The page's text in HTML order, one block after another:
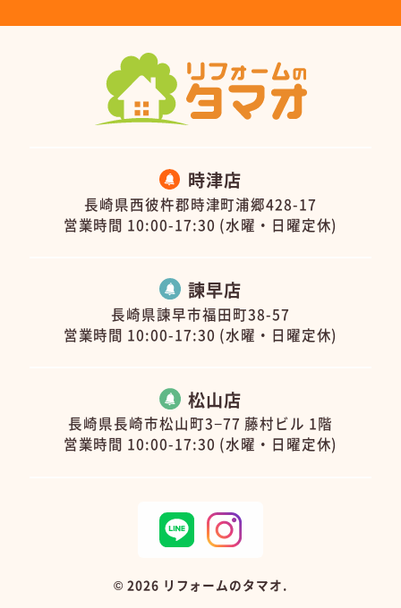
時津店
長崎県西彼杵郡時津町浦郷428-17
営業時間 10:00-17:30 (水曜・日曜定休)
諫早店
長崎県諫早市福田町38-57
営業時間 10:00-17:30 (水曜・日曜定休)
松山店
長崎県長崎市松山町3−77 藤村ビル 1階
営業時間 10:00-17:30 (水曜・日曜定休)
© 2026 リフォームのタマオ.